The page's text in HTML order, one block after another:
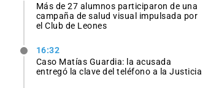
Más de 27 alumnos participaron de una
campaña de salud visual impulsada por
el Club de Leones
16:32
Caso Matías Guardia: la acusada
entregó la clave del teléfono a la Justicia